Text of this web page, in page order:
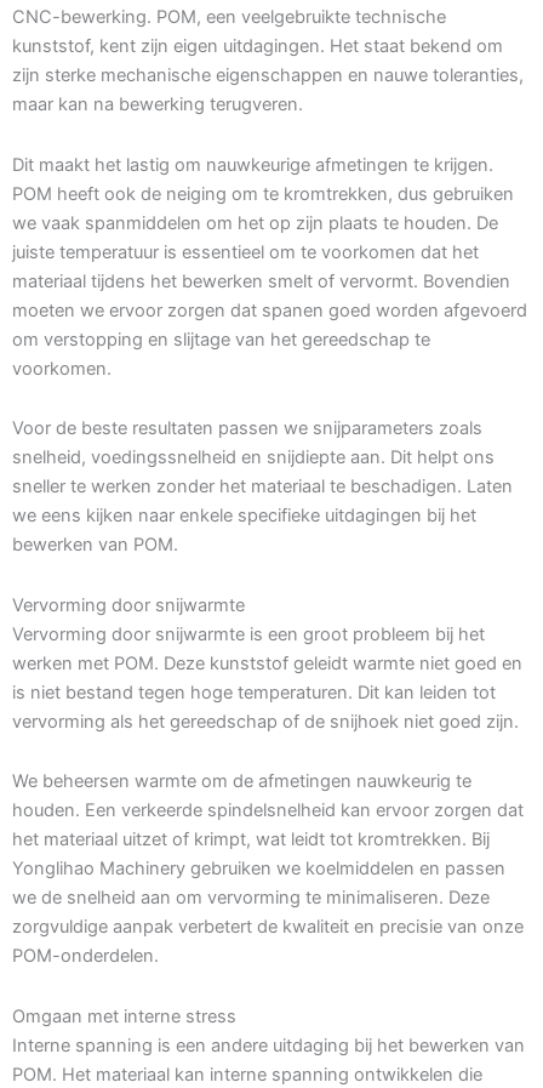
CNC-bewerking. POM, een veelgebruikte technische
kunststof, kent zijn eigen uitdagingen. Het staat bekend om
zijn sterke mechanische eigenschappen en nauwe toleranties,
maar kan na bewerking terugveren.
Dit maakt het lastig om nauwkeurige afmetingen te krijgen.
POM heeft ook de neiging om te kromtrekken, dus gebruiken
we vaak spanmiddelen om het op zijn plaats te houden. De
juiste temperatuur is essentieel om te voorkomen dat het
materiaal tijdens het bewerken smelt of vervormt. Bovendien
moeten we ervoor zorgen dat spanen goed worden afgevoerd
om verstopping en slijtage van het gereedschap te
voorkomen.
Voor de beste resultaten passen we snijparameters zoals
snelheid, voedingssnelheid en snijdiepte aan. Dit helpt ons
sneller te werken zonder het materiaal te beschadigen. Laten
we eens kijken naar enkele specifieke uitdagingen bij het
bewerken van POM.
Vervorming door snijwarmte
Vervorming door snijwarmte is een groot probleem bij het
werken met POM. Deze kunststof geleidt warmte niet goed en
is niet bestand tegen hoge temperaturen. Dit kan leiden tot
vervorming als het gereedschap of de snijhoek niet goed zijn.
We beheersen warmte om de afmetingen nauwkeurig te
houden. Een verkeerde spindelsnelheid kan ervoor zorgen dat
het materiaal uitzet of krimpt, wat leidt tot kromtrekken. Bij
Yonglihao Machinery gebruiken we koelmiddelen en passen
we de snelheid aan om vervorming te minimaliseren. Deze
zorgvuldige aanpak verbetert de kwaliteit en precisie van onze
POM-onderdelen.
Omgaan met interne stress
Interne spanning is een andere uitdaging bij het bewerken van
POM. Het materiaal kan interne spanning ontwikkelen die